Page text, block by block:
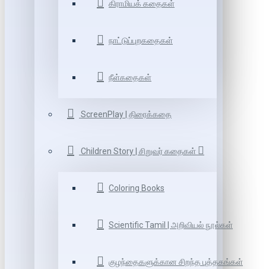
கிராமியக் கதைகள்
நாட்டுப்புறகதைகள்
நீள்கதைகள்
ScreenPlay | திரைக்கதை
Children Story | சிறுவர் கதைகள்
Coloring Books
Scientific Tamil | அறிவியல் நூல்கள்
குழந்தைகளுக்கான சிறந்த புத்தகங்கள்